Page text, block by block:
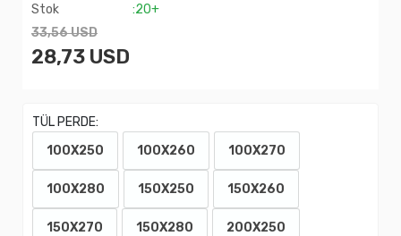
Stok
:20+
33,56 USD
28,73 USD
TÜL PERDE:
100X250
100X260 100X270
100X280 150X250 150X260
150X270 150X280 200X250